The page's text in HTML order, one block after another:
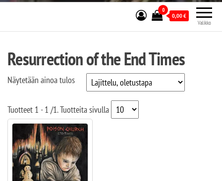
sydämessä.
Valikko
0
0,00€
Resurrection of the End Times
Näytetään ainoa tulos
Tuotteet 1 - 1 /1. Tuotteita sivulla